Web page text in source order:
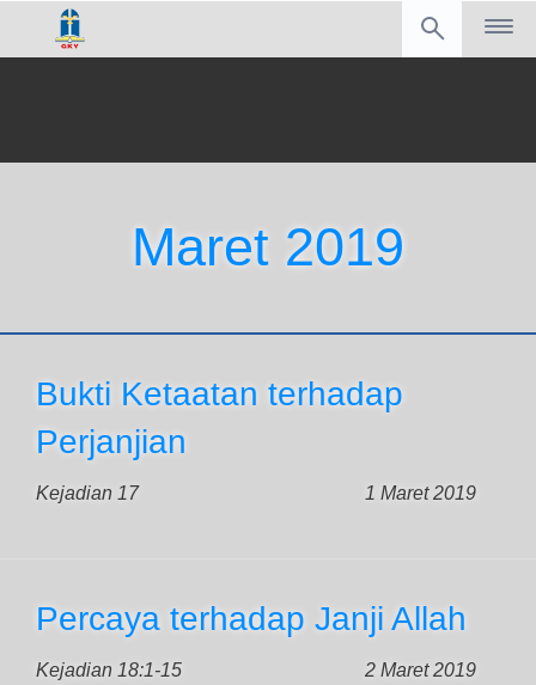
Maret 2019
Bukti Ketaatan terhadap
Perjanjian
Kejadian 17 1 Maret 2019
Percaya terhadap Janji Allah
Kejadian 18:1-15 2 Maret 2019